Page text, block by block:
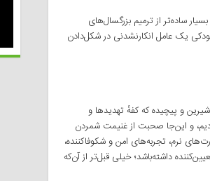
ساده‌تر از ترمیم بزرگسال‌های
یک عامل انکارنشدنی در شکل‌دادن
و پیچیده که کفهٔ تهدیدها و
و این‌جا صحبت از غنیمت شمردن
نرم، تجربه‌های امن و شکوفاکننده،
داشته‌باشد؛ خیلی قبل‌تر از آن‌که